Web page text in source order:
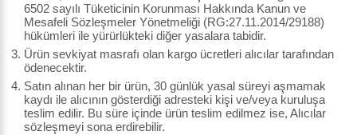
6502 sayılı Tüketicinin Korunması Hakkında Kanun ve
Mesafeli Sözleşmeler Yönetmeliği (RG:27.11.2014/29188)
hükümleri ile yürürlükteki diğer yasalara tabidir.
Ürün sevkiyat masrafı olan kargo ücretleri alıcılar tarafından
ödenecektir.
Satın alınan her bir ürün, 30 günlük yasal süreyi aşmamak
kaydı ile alıcının gösterdiği adresteki kişi ve/veya kuruluşa
teslim edilir. Bu süre içinde ürün teslim edilmez ise, Alıcılar
sözleşmeyi sona erdirebilir.